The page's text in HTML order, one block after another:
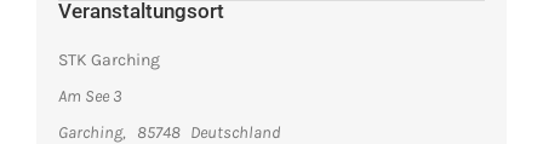
Veranstaltungsort
STK Garching
Am See 3
Garching, 85748 Deutschland